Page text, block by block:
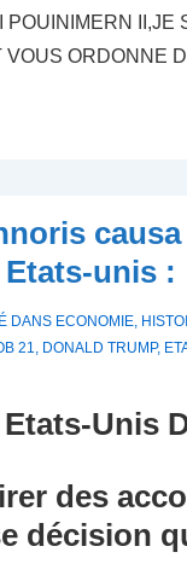
II,JE
VOUS ORDONNE
causa
unis :
DANS ECONOMIE,
21, DONALD TRUMP,
Unis
des
décision